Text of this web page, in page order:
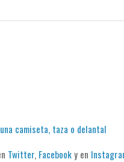
camiseta, taza o delantal
Twitter, Facebooky en